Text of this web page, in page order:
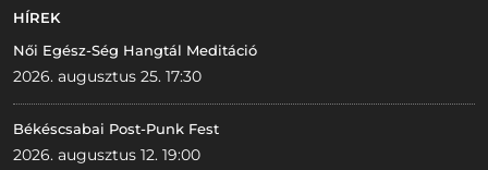
HÍREK
Női Egész-Ség Hangtál Meditáció
2026. augusztus 25. 17:30
Békéscsabai Post-Punk Fest
2026. augusztus 12. 19:00